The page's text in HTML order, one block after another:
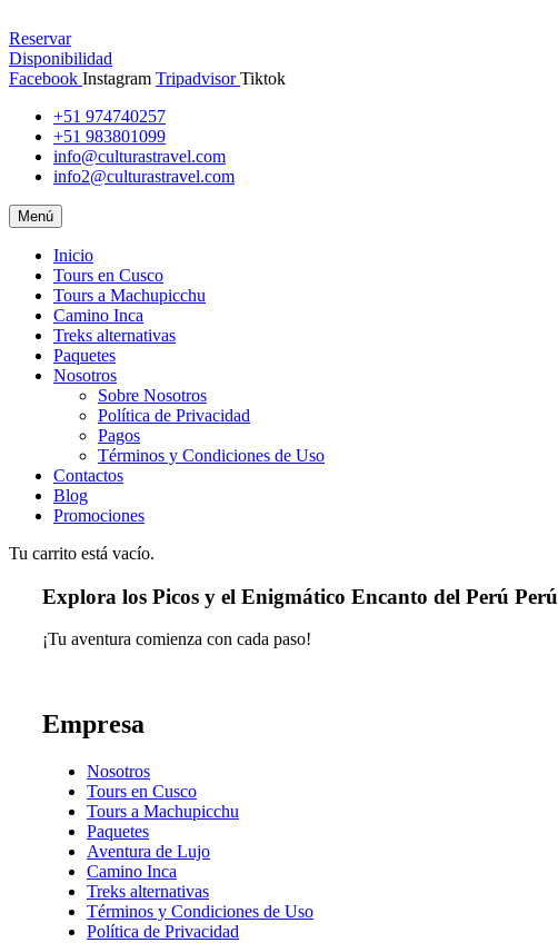
Reservar
Disponibilidad
Facebook Instagram Tripadvisor Tiktok
+51 974740257
+51 983801099
info@culturastravel.com
info2@culturastravel.com
Menú
Inicio
Tours en Cusco
Tours a Machupicchu
Camino Inca
Treks alternativas
Paquetes
Nosotros
Sobre Nosotros
Política de Privacidad
Pagos
Términos y Condiciones de Uso
Contactos
Blog
Promociones
Tu carrito está vacío.
Explora los Picos y el Enigmático Encanto del Perú Perú
¡Tu aventura comienza con cada paso!
Empresa
Nosotros
Tours en Cusco
Tours a Machupicchu
Paquetes
Aventura de Lujo
Camino Inca
Treks alternativas
Términos y Condiciones de Uso
Política de Privacidad